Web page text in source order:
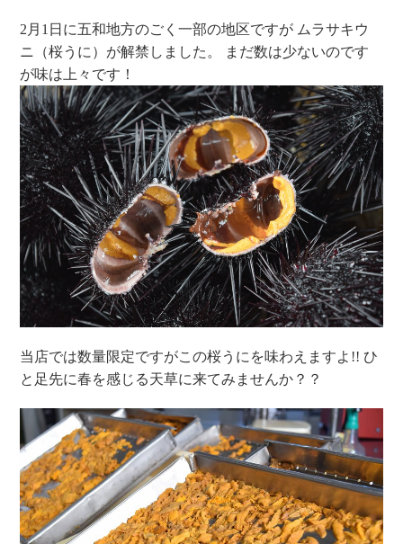
2月1日に五和地方のごく一部の地区ですが ムラサキウ
ニ（桜うに）が解禁しました。
まだ数は少ないのです
が味は上々です！
当店では数量限定ですがこの桜うにを味わえますよ!! ひ
と足先に春を感じる天草に来てみませんか？？